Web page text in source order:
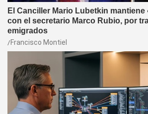
El Canciller Mario Lubetkin
con el secretario Marco Rubio, por
emigrados
Francisco Montiel